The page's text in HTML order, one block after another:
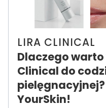
LIRA CLINICAL
Dlaczego
Clinical do
YourSkin!